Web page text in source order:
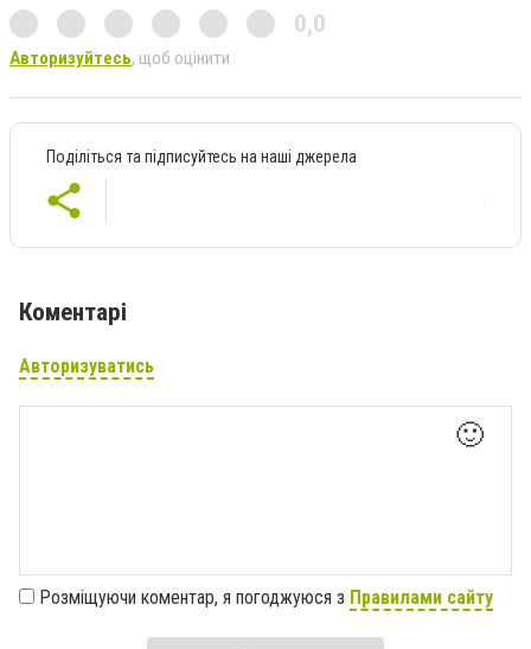
0,0
Авторизуйтесь, щоб оцінити
Поділіться та підписуйтесь на наші джерела
Коментарі
Авторизуватись
🙂
Розміщуючи коментар, я погоджуюся з Правилами сайту